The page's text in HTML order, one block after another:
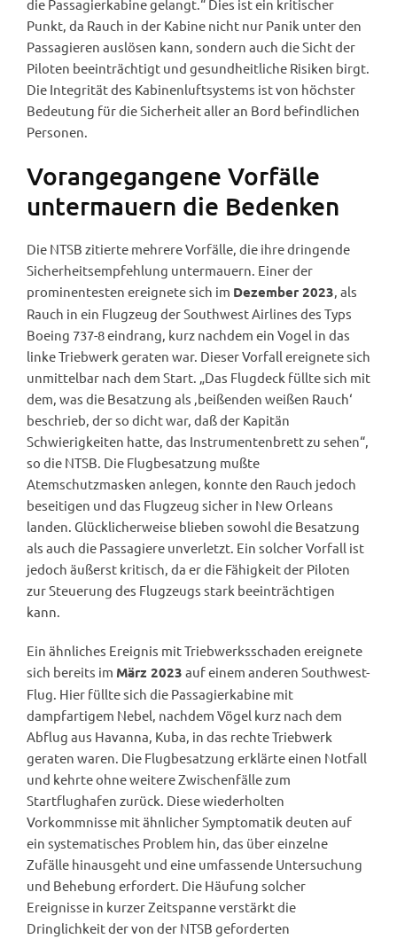
die Passagierkabine gelangt.“ Dies ist ein kritischer
Punkt, da Rauch in der Kabine nicht nur Panik unter den
Passagieren auslösen kann, sondern auch die Sicht der
Piloten beeinträchtigt und gesundheitliche Risiken birgt.
Die Integrität des Kabinenluftsystems ist von höchster
Bedeutung für die Sicherheit aller an Bord befindlichen
Personen.
Vorangegangene Vorfälle
untermauern die Bedenken
Die NTSB zitierte mehrere Vorfälle, die ihre dringende
Sicherheitsempfehlung untermauern. Einer der
prominentesten ereignete sich im Dezember 2023, als
Rauch in ein Flugzeug der Southwest Airlines des Typs
Boeing 737-8 eindrang, kurz nachdem ein Vogel in das
linke Triebwerk geraten war. Dieser Vorfall ereignete sich
unmittelbar nach dem Start. „Das Flugdeck füllte sich mit
dem, was die Besatzung als ‚beißenden weißen Rauch‘
beschrieb, der so dicht war, daß der Kapitän
Schwierigkeiten hatte, das Instrumentenbrett zu sehen“,
so die NTSB. Die Flugbesatzung mußte
Atemschutzmasken anlegen, konnte den Rauch jedoch
beseitigen und das Flugzeug sicher in New Orleans
landen. Glücklicherweise blieben sowohl die Besatzung
als auch die Passagiere unverletzt. Ein solcher Vorfall ist
jedoch äußerst kritisch, da er die Fähigkeit der Piloten
zur Steuerung des Flugzeugs stark beeinträchtigen
kann.
Ein ähnliches Ereignis mit Triebwerksschaden ereignete
sich bereits im März 2023 auf einem anderen Southwest-
Flug. Hier füllte sich die Passagierkabine mit
dampfartigem Nebel, nachdem Vögel kurz nach dem
Abflug aus Havanna, Kuba, in das rechte Triebwerk
geraten waren. Die Flugbesatzung erklärte einen Notfall
und kehrte ohne weitere Zwischenfälle zum
Startflughafen zurück. Diese wiederholten
Vorkommnisse mit ähnlicher Symptomatik deuten auf
ein systematisches Problem hin, das über einzelne
Zufälle hinausgeht und eine umfassende Untersuchung
und Behebung erfordert. Die Häufung solcher
Ereignisse in kurzer Zeitspanne verstärkt die
Dringlichkeit der von der NTSB geforderten